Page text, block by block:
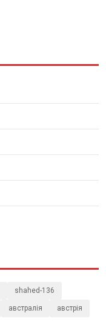
shahed-136
австралія австрія